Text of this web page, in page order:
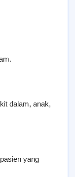
dalam, anak,
yang